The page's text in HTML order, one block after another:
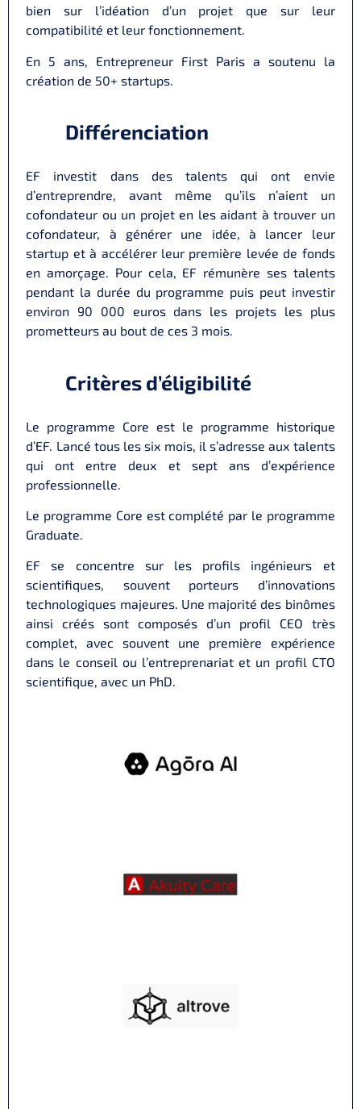
bien sur l’idéation d’un projet que sur leur
compatibilité et leur fonctionnement.
En 5 ans, Entrepreneur First Paris a soutenu la
création de 50+ startups.
Différenciation
EF investit dans des talents qui ont envie
d’entreprendre, avant même qu’ils n’aient un
cofondateur ou un projet en les aidant à trouver un
cofondateur, à générer une idée, à lancer leur
startup et à accélérer leur première levée de fonds
en amorçage. Pour cela, EF rémunère ses talents
pendant la durée du programme puis peut investir
environ 90 000 euros dans les projets les plus
prometteurs au bout de ces 3 mois.
Critères d’éligibilité
Le programme Core est le programme historique
d’EF. Lancé tous les six mois, il s’adresse aux talents
qui ont entre deux et sept ans d’expérience
professionnelle.
Le programme Core est complété par le programme
Graduate.
EF se concentre sur les profils ingénieurs et
scientifiques, souvent porteurs d’innovations
technologiques majeures. Une majorité des binômes
ainsi créés sont composés d’un profil CEO très
complet, avec souvent une première expérience
dans le conseil ou l’entreprenariat et un profil CTO
scientifique, avec un PhD.